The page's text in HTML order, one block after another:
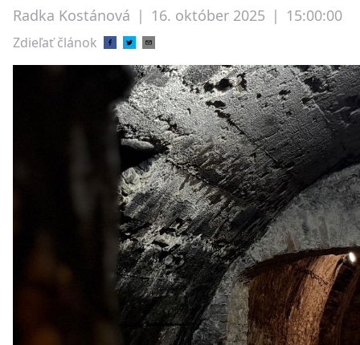
Radka Kostánová | 16. október 2025 | 15:00:00
Zdieľať článok